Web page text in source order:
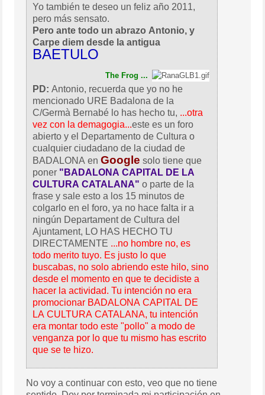
Yo también te deseo un feliz año 2011,
pero más sensato.
Pero ante todo un abrazo Antonio, y
Carpe diem desde la antigua
BAETULO
The Frog ...
PD: Antonio, recuerda que yo no he
mencionado URE Badalona de la
C/Germà Bernabé lo has hecho tu, ...otra
vez con la demagogia...este es un foro
abierto y el Departamento de Cultura o
cualquier ciudadano de la ciudad de
BADALONA enGoogle solo tiene que
poner "BADALONA CAPITAL DE LA
CULTURA CATALANA" o parte de la
frase y sale esto a los 15 minutos de
colgarlo en el foro, ya no hace falta ir a
ningún Departament de Cultura del
Ajuntament, LO HAS HECHO TU
DIRECTAMENTE ...no hombre no, es
todo merito tuyo. Es justo lo que
buscabas, no solo abriendo este hilo, sino
desde el momento en que te decidiste a
hacer la actividad. Tu intención no era
promocionar BADALONA CAPITAL DE
LA CULTURA CATALANA, tu intención
era montar todo este "pollo" a modo de
venganza por lo que tu mismo has escrito
que se te hizo.
No voy a continuar con esto, veo que no tiene